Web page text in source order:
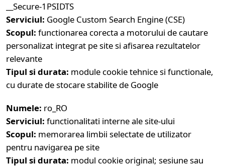
__Secure-1PSIDTS
Serviciul: Google Custom Search Engine (CSE)
Scopul: functionarea corecta a motorului de cautare
personalizat integrat pe site si afisarea rezultatelor
relevante
Tipul si durata: module cookie tehnice si functionale,
cu durate de stocare stabilite de Google
Numele: ro_RO
Serviciul: functionalitati interne ale site-ului
Scopul: memorarea limbii selectate de utilizator
pentru navigarea pe site
Tipul si durata: modul cookie original; sesiune sau